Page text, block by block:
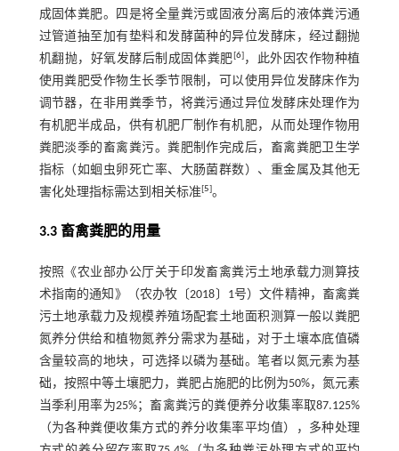
成固体粪肥。四是将全量粪污或固液分离后的液体粪污通
过管道抽至加有垫料和发酵菌种的异位发酵床，经过翻抛
机翻抛，好氧发酵后制成固体粪肥[6]，此外因农作物种植
使用粪肥受作物生长季节限制，可以使用异位发酵床作为
调节器，在非用粪季节，将粪污通过异位发酵床处理作为
有机肥半成品，供有机肥厂制作有机肥，从而处理作物用
粪肥淡季的畜禽粪污。粪肥制作完成后，畜禽粪肥卫生学
指标（如蛔虫卵死亡率、大肠菌群数）、重金属及其他无
害化处理指标需达到相关标准[5]。
3.3 畜禽粪肥的用量
按照《农业部办公厅关于印发畜禽粪污土地承载力测算技
术指南的通知》（农办牧〔2018〕1号）文件精神，畜禽粪
污土地承载力及规模养殖场配套土地面积测算一般以粪肥
氮养分供给和植物氮养分需求为基础，对于土壤本底值磷
含量较高的地块，可选择以磷为基础。笔者以氮元素为基
础，按照中等土壤肥力，粪肥占施肥的比例为50%，氮元素
当季利用率为25%；畜禽粪污的粪便养分收集率取87.125%
（为各种粪便收集方式的养分收集率平均值），多种处理